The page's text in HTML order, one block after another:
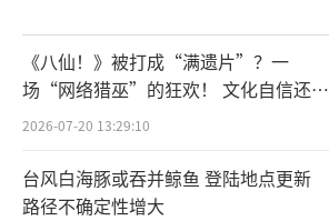
《八仙！》被打成“满遗片”？一
场“网络猎巫”的狂欢！ 文化自信还是
焦虑？
2026-07-20 13:29:10
台风白海豚或吞并鲸鱼 登陆地点更新
路径不确定性增大